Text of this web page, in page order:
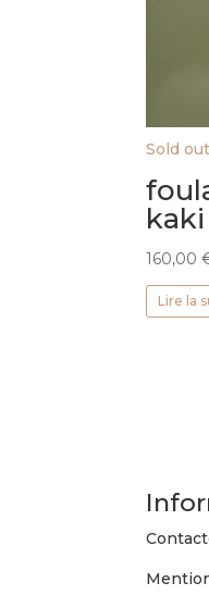
Sold out
kaki
160,00
Lire la